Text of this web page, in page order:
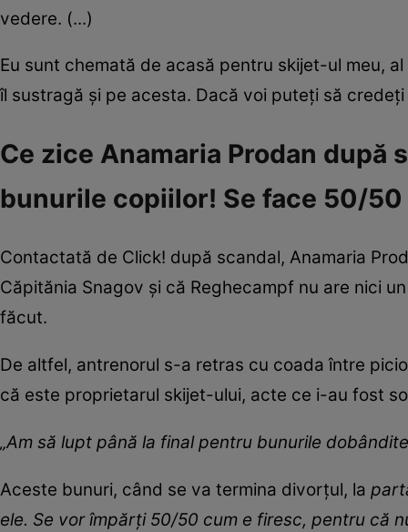
vedere. (...)
Eu sunt chemată de acasă pentru skijet-ul meu,
îl sustragă și pe acesta. Dacă voi puteți să
Ce zice Anamaria Prodan după
bunurile copiilor! Se face 50/50
Contactată de Click! după scandal, Anamaria
Căpitănia Snagov și că Reghecampf nu are nici
făcut.
De altfel, antrenorul s-a retras cu coada între
că este proprietarul skijet-ului, acte ce i-au fost
„Am să lupt până la final pentru bunurile
Aceste bunuri, când se va termina divorțul, la
ele. Se vor împărți 50/50 cum e firesc, pentru că